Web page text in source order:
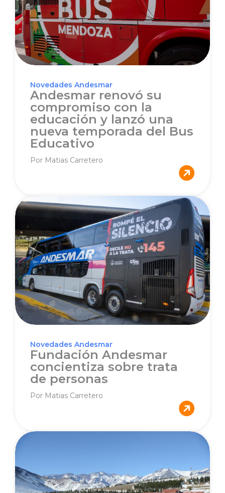
Novedades Andesmar
Andesmar renovó su
compromiso con la
educación y lanzó una
nueva temporada del Bus
Educativo
Por Matias Carretero
Novedades Andesmar
Fundación Andesmar
concientiza sobre trata
de personas
Por Matias Carretero